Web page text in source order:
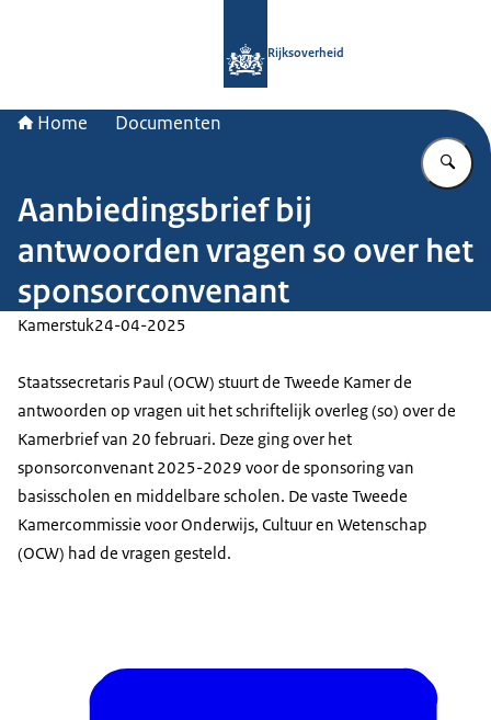
Rijksoverheid
Home Documenten
Aanbiedingsbrief bij
antwoorden vragen so over het
sponsorconvenant
Kamerstuk24-04-2025
Staatssecretaris Paul (OCW) stuurt de Tweede Kamer de
antwoorden op vragen uit het schriftelijk overleg (so) over de
Kamerbrief van 20 februari. Deze ging over het
sponsorconvenant 2025-2029 voor de sponsoring van
basisscholen en middelbare scholen. De vaste Tweede
Kamercommissie voor Onderwijs, Cultuur en Wetenschap
(OCW) had de vragen gesteld.